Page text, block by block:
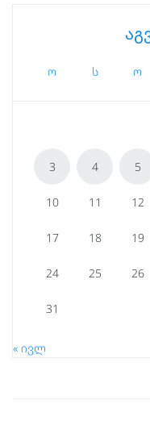
ო ს ო
3 4 5
10 11 12
17 18 19
24 25 26
31
« ივლ